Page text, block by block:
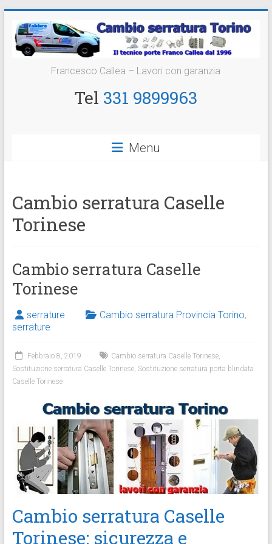
contenuto
Cambio
Serratura
Francesco Callea – Lavori con garanzia
Tel 331 9899963
Menu
Cambio serratura Caselle
Torinese
Cambio serratura Caselle
Torinese
serrature Cambio serratura Provincia Torino,
serrature
Febbraio 8, 2019 Cambio serratura Caselle Torinese,
Sostituzione serratura Caselle Torinese, Sostituzione serratura porta blindata
Caselle Torinese
Cambio serratura Caselle
Torinese: sicurezza e